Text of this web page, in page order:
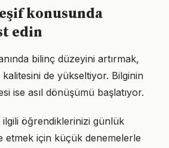
konusunda
edin
bilinç düzeyini artırmak,
de yükseltiyor. Bilginin
ise asıl dönüşümü başlatıyor.
öğrendiklerinizi günlük
etmek için küçük denemelerle